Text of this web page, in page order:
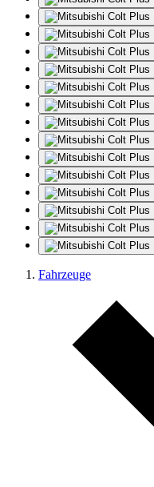
Fahrzeuge